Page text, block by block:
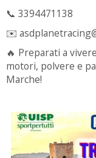
📞 3394471138
✉️
🔥 Preparati a
motori, polvere e
Marche!